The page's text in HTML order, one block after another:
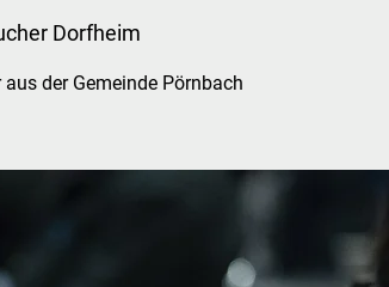
Dorfheim
der Gemeinde Pörnbach